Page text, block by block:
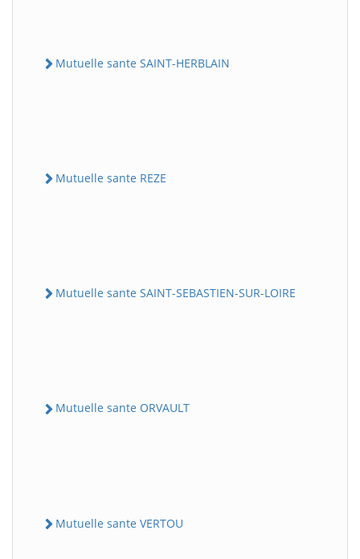
Mutuelle sante SAINT-HERBLAIN
Mutuelle sante REZE
Mutuelle sante SAINT-SEBASTIEN-SUR-LOIRE
Mutuelle sante ORVAULT
Mutuelle sante VERTOU